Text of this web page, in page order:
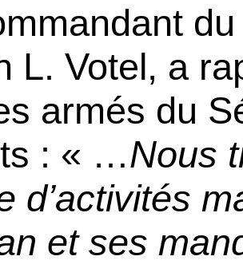
L. Votel, a
armés du
: « …Nous
d’activités
et ses